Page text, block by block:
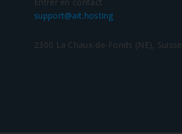
support@ait.hosting
2300 La Chaux-de-Fonds (NE), Suisse